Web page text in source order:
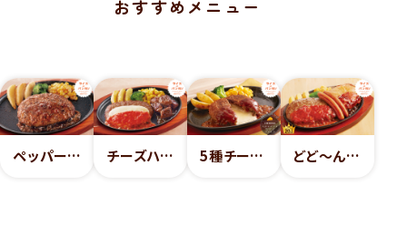
おすすめメニュー
ペッパーハンバーグ チーズハンバーグ&プライムサイコロステーキ 5種チーズのとろ～りチーズインハンバーグ どど〜ん！っと大きなミックスグリル